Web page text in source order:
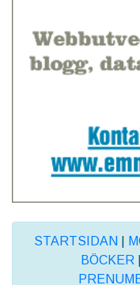
STARTSIDAN
BÖCKER